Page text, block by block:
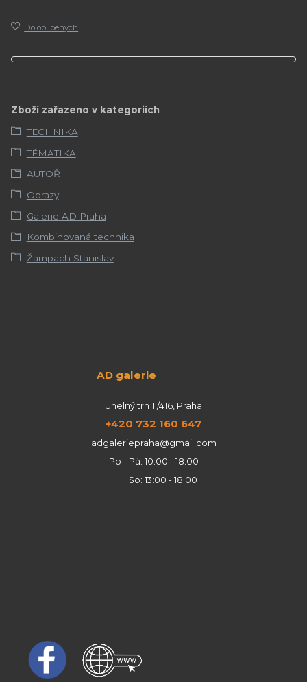
Do oblíbených
Zboží zařazeno v kategoriích
TECHNIKA
TÉMATIKA
AUTOŘI
Obrazy
Galerie AD Praha
Kombinovaná technika
Žampach Stanislav
AD galerie
Uhelný trh 11/416, Praha
+420 732 160 647
adgaleriepraha@gmail.com
Po - Pá: 10:00 - 18:00
So: 13:00 - 18:00